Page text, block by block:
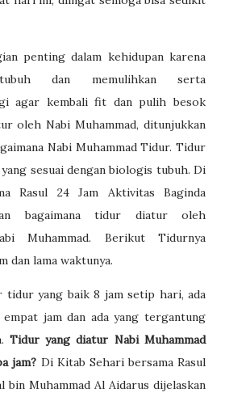
penting dalam kehidupan karena
tubuh dan memulihkan serta
agar kembali fit dan pulih besok
oleh Nabi Muhammad, ditunjukkan
Nabi Muhammad Tidur. Tidur
sesuai dengan biologis tubuh. Di
Rasul 24 Jam Aktivitas Baginda
bagaimana tidur diatur oleh
Muhammad. Berikut Tidurnya
dan lama waktunya.
tidur yang baik 8 jam setip hari, ada
empat jam dan ada yang tergantung
Tidur yang diatur Nabi Muhammad
jam? Di Kitab Sehari bersama Rasul
bin Muhammad Al Aidarus dijelaskan